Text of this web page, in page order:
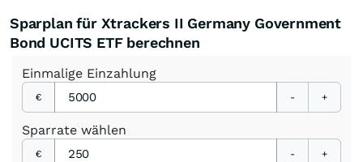
Sparplan für Xtrackers II Germany Government
Bond UCITS ETF berechnen
Einmalige Einzahlung
€ - +
Sparrate wählen
€ - +